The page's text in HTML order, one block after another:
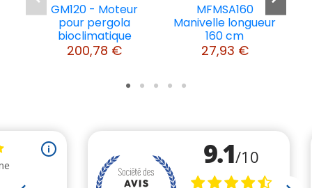
GM120 - Moteur
pour pergola
bioclimatique
200,78 €
MFMSA160
Manivelle longueur
160 cm
27,93 €